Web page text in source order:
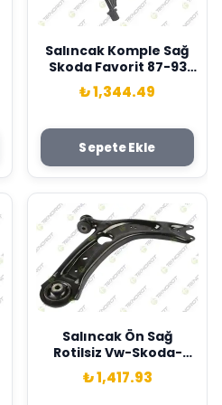
Salıncak Komple Sağ
Skoda Favorit 87-93
Teknorot 115420021
₺ 1,344.49
Sepete Ekle
Salıncak Ön Sağ
Rotilsiz Vw-Skoda-
Seat-Audi-Passat-
Tiguan-Arteon-T-
₺ 1,417.93